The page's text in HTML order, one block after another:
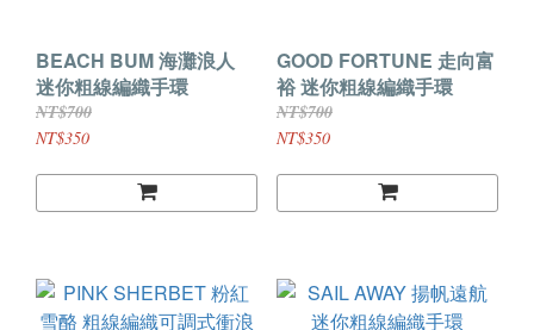
BEACH BUM 海灘浪人
迷你粗線編織手環
NT$700
NT$350
GOOD FORTUNE 走向富
裕 迷你粗線編織手環
NT$700
NT$350